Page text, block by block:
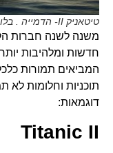
טיטאניק II- הדמייה . בלו סטאר ליין
משנה לשנה חברות
חדשות ומלהיבות
המביאים תמורות
תוכניות וחלומות
דוגמאות:
Titanic II